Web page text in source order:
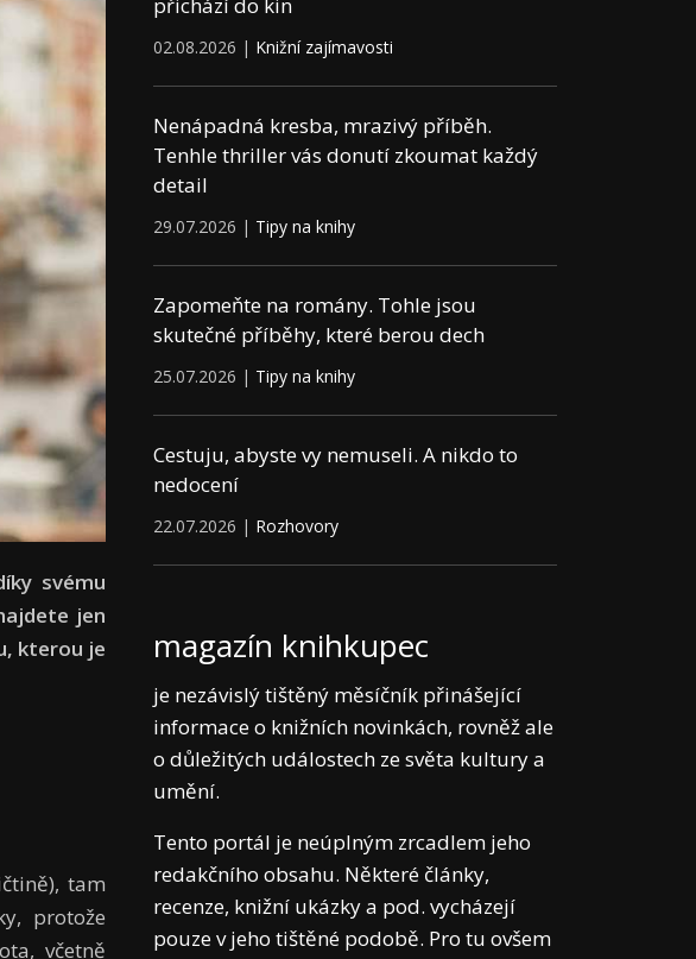
svému
jen
kterou je
tam
protože
včetně
02.08.2026 | Knižní zajímavosti
Nenápadná kresba, mrazivý příběh.
Tenhle thriller vás donutí zkoumat každý
detail
29.07.2026 | Tipy na knihy
Zapomeňte na romány. Tohle jsou
skutečné příběhy, které berou dech
25.07.2026 | Tipy na knihy
Cestuju, abyste vy nemuseli. A nikdo to
nedocení
22.07.2026 | Rozhovory
magazín knihkupec
je nezávislý tištěný měsíčník přinášející
informace o knižních novinkách, rovněž ale
o důležitých událostech ze světa kultury a
umění.
Tento portál je neúplným zrcadlem jeho
redakčního obsahu. Některé články,
recenze, knižní ukázky a pod. vycházejí
pouze v jeho tištěné podobě. Pro tu ovšem